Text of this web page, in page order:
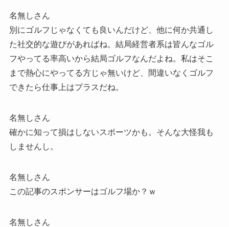
名無しさん
別にゴルフじゃなくても良いんだけど、他に何か共通し
た社交的な遊びがあればね。結局経営者系は皆んなゴル
フやってる率高いから結局ゴルフなんだよね。私はそこ
まで熱心にやってる方じゃ無いけど、間違いなくゴルフ
できたら仕事上はプラスだね。
名無しさん
確かに知って損はしないスポーツかも。そんな大怪我も
しませんし。
名無しさん
この記事のスポンサーはゴルフ場か？ｗ
名無しさん